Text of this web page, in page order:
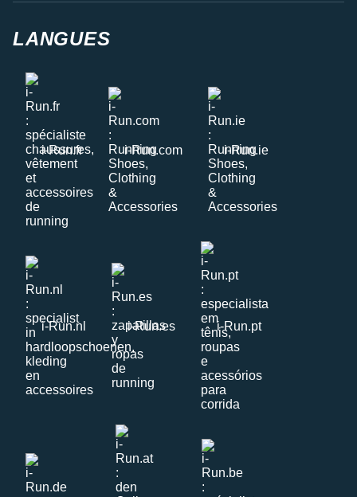
LANGUES
i-Run.fr i-Run.com i-Run.ie
i-Run.nl i-Run.es i-Run.pt